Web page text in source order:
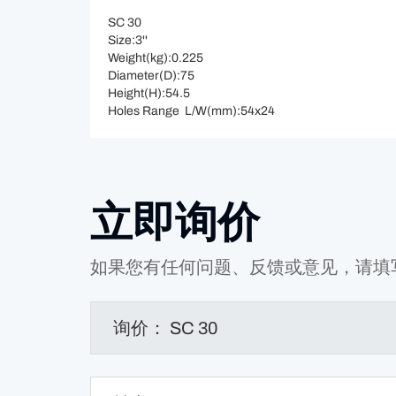
SC 30
Size:3''
Weight(kg):0.225
Diameter(D):75
Height(H):54.5
Holes Range L/W(mm):54x24
立即询价
如果您有任何问题、反馈或意见，请